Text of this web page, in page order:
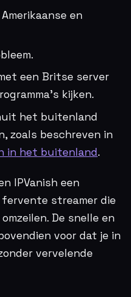
en
een Britse server
kijken.
het buitenland
zoals beschreven in
in het buitenland.
IPVanish een
streamer die
De snelle en
voor dat je in
vervelende